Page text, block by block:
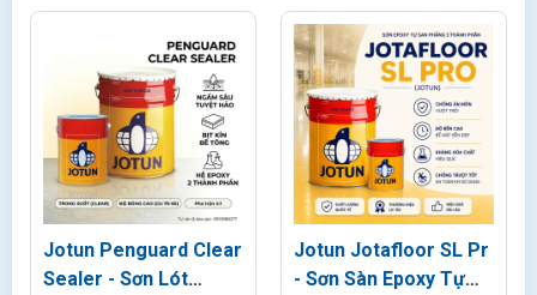
Jotun Penguard Clear
Sealer - Sơn Lót
Jotun Jotafloor SL Pr
- Sơn Sàn Epoxy Tự